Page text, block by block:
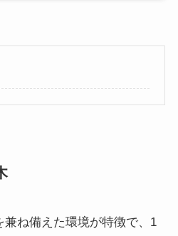
ね備えた環境が特徴で、1